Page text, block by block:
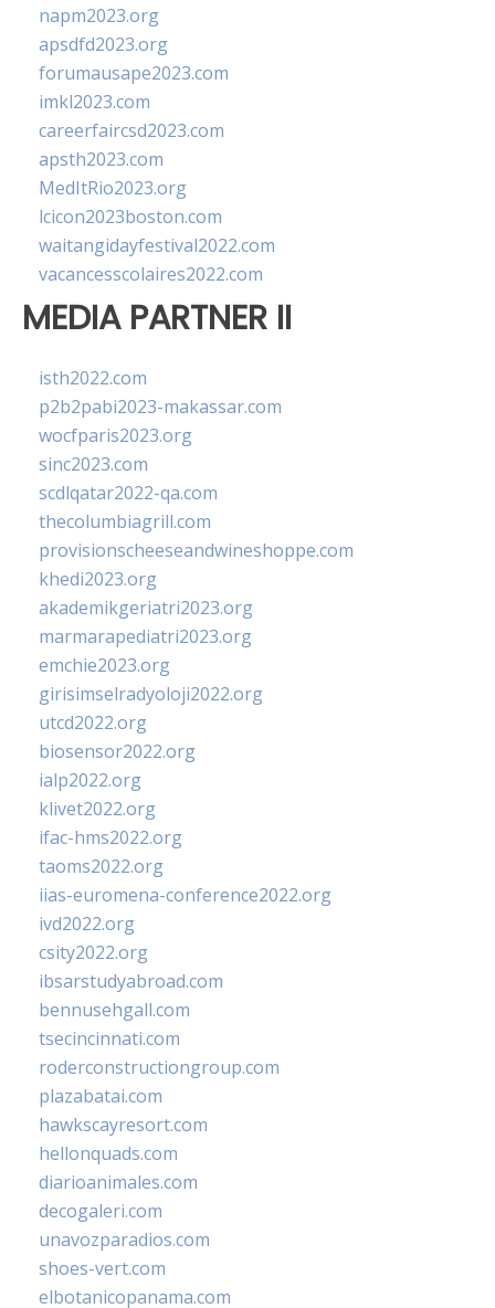
napm2023.org
apsdfd2023.org
forumausape2023.com
imkl2023.com
careerfaircsd2023.com
apsth2023.com
MedItRio2023.org
lcicon2023boston.com
waitangidayfestival2022.com
vacancesscolaires2022.com
MEDIA PARTNER II
isth2022.com
p2b2pabi2023-makassar.com
wocfparis2023.org
sinc2023.com
scdlqatar2022-qa.com
thecolumbiagrill.com
provisionscheeseandwineshoppe.com
khedi2023.org
akademikgeriatri2023.org
marmarapediatri2023.org
emchie2023.org
girisimselradyoloji2022.org
utcd2022.org
biosensor2022.org
ialp2022.org
klivet2022.org
ifac-hms2022.org
taoms2022.org
iias-euromena-conference2022.org
ivd2022.org
csity2022.org
ibsarstudyabroad.com
bennusehgall.com
tsecincinnati.com
roderconstructiongroup.com
plazabatai.com
hawkscayresort.com
hellonquads.com
diarioanimales.com
decogaleri.com
unavozparadios.com
shoes-vert.com
elbotanicopanama.com